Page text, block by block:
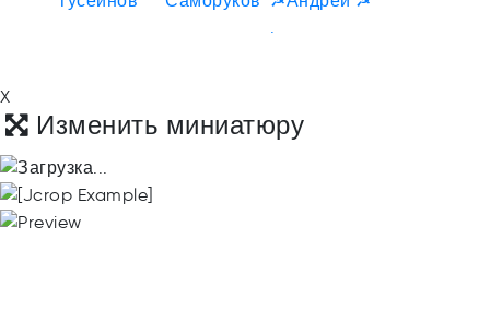
X
Изменить миниатюру